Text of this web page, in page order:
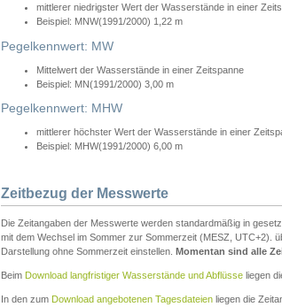
mittlerer niedrigster Wert der Wasserstände in einer
Beispiel: MNW(1991/2000) 1,22 m
Pegelkennwert: MW
Mittelwert der Wasserstände in einer Zeitspanne
Beispiel: MN(1991/2000) 3,00 m
Pegelkennwert: MHW
mittlerer höchster Wert der Wasserstände in einer
Beispiel: MHW(1991/2000) 6,00 m
Zeitbezug der Messwerte
Die Zeitangaben der Messwerte werden standardmäßig in
mit dem Wechsel im Sommer zur Sommerzeit (MESZ, UTC+2).
Darstellung ohne Sommerzeit einstellen. Momentan sind alle
Beim Download langfristiger Wasserstände und Abflüsse liegen
In den zum Download angebotenen Tagesdateien liegen die